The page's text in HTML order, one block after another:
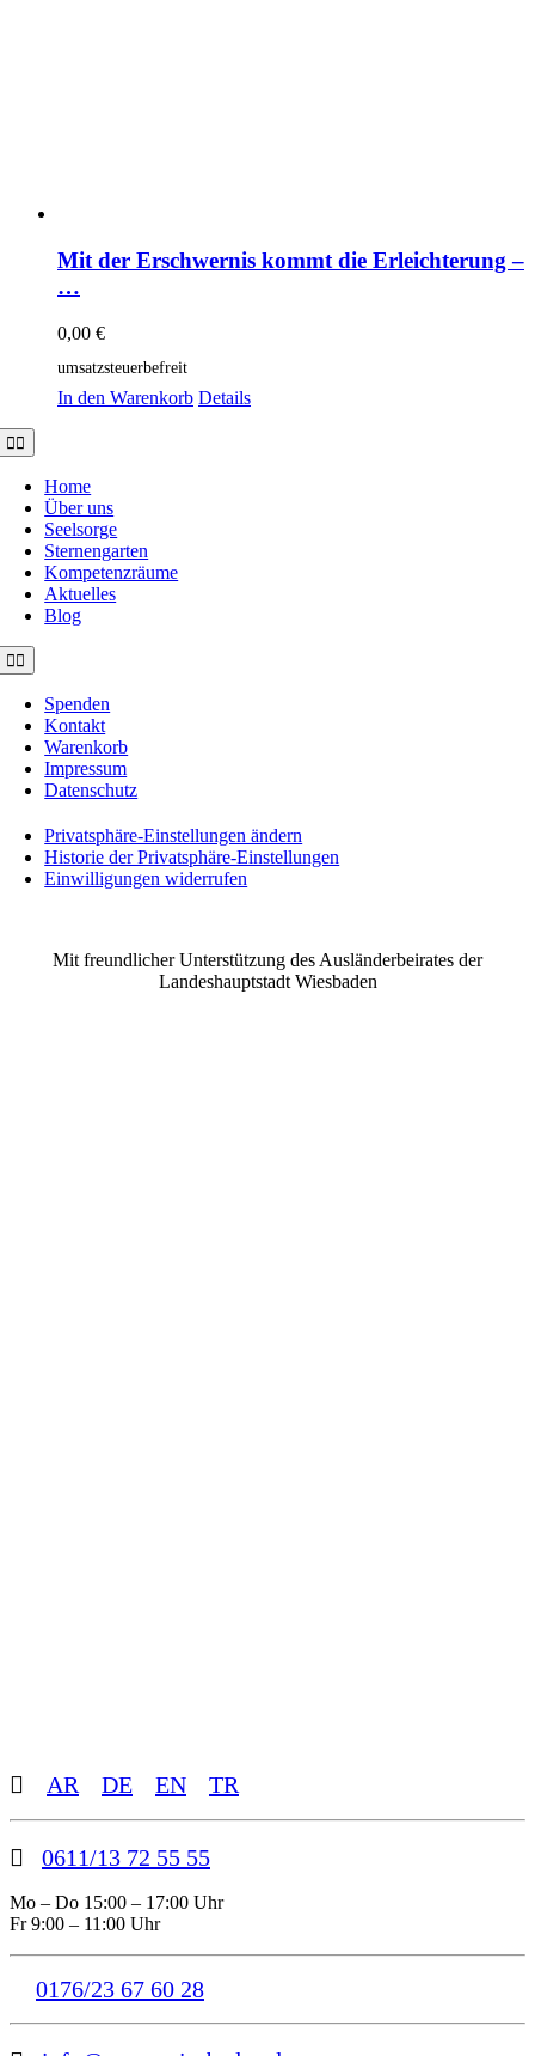
Mit der Erschwernis kommt die Erleichterung –
…
0,00 €
umsatzsteuerbefreit
In den Warenkorb Details
Toggle
Navigation
Home
Über uns
Seelsorge
Sternengarten
Kompetenzräume
Aktuelles
Blog
Toggle
Navigation
Spenden
Kontakt
Warenkorb
Impressum
Datenschutz
Privatsphäre-Einstellungen ändern
Historie der Privatsphäre-Einstellungen
Einwilligungen widerrufen
Mit freundlicher Unterstützung des Ausländerbeirates der
Landeshauptstadt Wiesbaden
Toggle
Sliding
Bar
AR DE EN TR
0611/13 72 55 55
Mo – Do 15:00 – 17:00 Uhr
Fr 9:00 – 11:00 Uhr
0176/23 67 60 28